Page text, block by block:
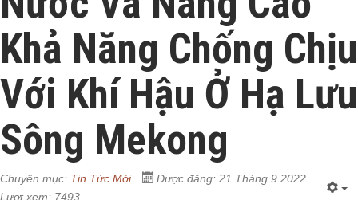
Khả Năng Chống Chịu
Với Khí Hậu Ở Hạ Lưu
Sông Mekong
Chuyên mục: Tin Tức Mới
Được đăng: 21 Tháng 9 2022
Lượt xem: 7493